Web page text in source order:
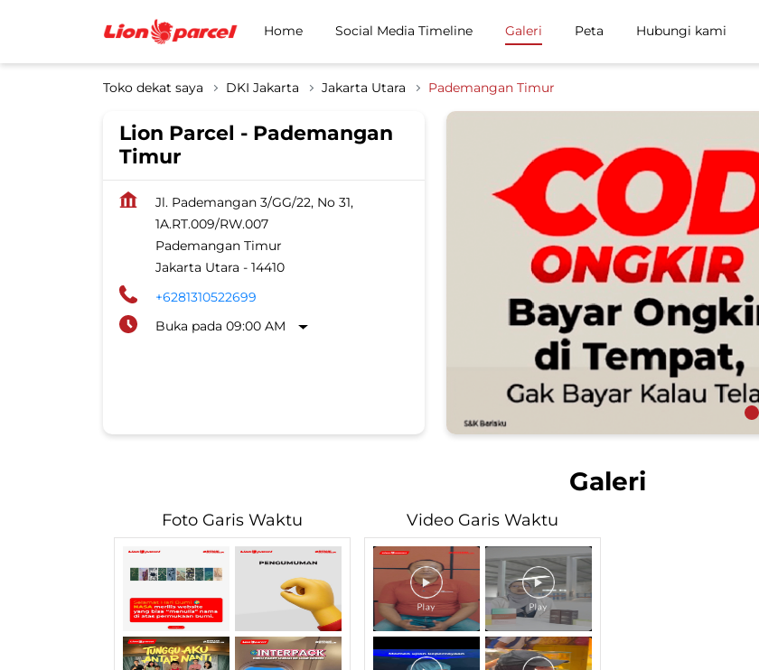
Home Social Media Timeline Galeri Peta Hubungi kami
Toko dekat saya DKI Jakarta Jakarta Utara Pademangan Timur
Lion Parcel - Pademangan
Timur
Jl. Pademangan 3/GG/22, No 31,
1A.RT.009/RW.007
Pademangan Timur
Jakarta Utara - 14410
+6281310522699
Buka pada 09:00 AM
Galeri
Foto Garis Waktu Video Garis Waktu